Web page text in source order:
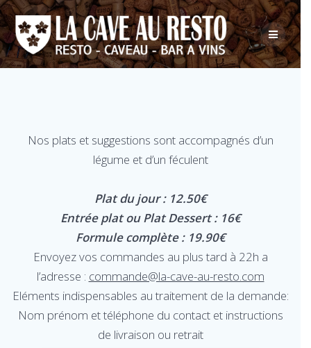
Nos plats et suggestions sont accompagnés d’un
légume et d’un féculent
Plat du jour : 12.50€
Entrée plat ou Plat Dessert : 16€
Formule complète : 19.90€
Envoyez vos commandes au plus tard à 22h a
l’adresse : commande@la-cave-au-resto.com
Eléments indispensables au traitement de la demande:
Nom prénom et téléphone du contact et instructions
de livraison ou retrait